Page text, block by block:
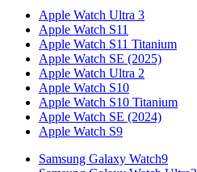
Apple Watch Ultra 3
Apple Watch S11
Apple Watch S11 Titanium
Apple Watch SE (2025)
Apple Watch Ultra 2
Apple Watch S10
Apple Watch S10 Titanium
Apple Watch SE (2024)
Apple Watch S9
Samsung Galaxy Watch9